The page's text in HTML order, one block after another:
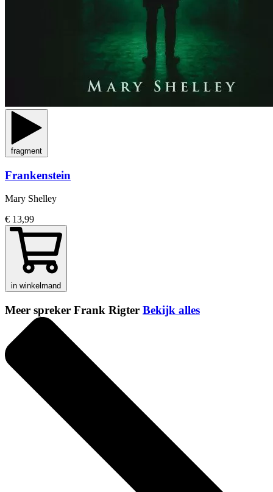
fragment
Frankenstein
Mary Shelley
€ 13,99
in winkelmand
Meer spreker Frank Rigter Bekijk alles